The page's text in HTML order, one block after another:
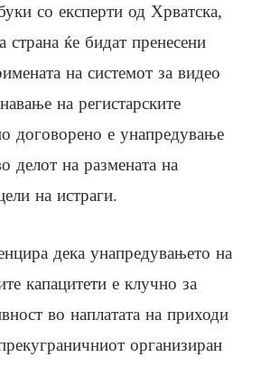
со експерти од Хрватска,
ќе бидат пренесени
на системот за видео
на регистарските
договорено е унапредување
делот на размената на
на истраги.
дека унапредувањето на
капацитети е клучно за
во наплатата на приходи
организиран